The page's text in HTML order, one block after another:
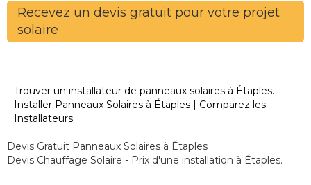
Recevez un devis gratuit pour votre projet
solaire
Trouver un installateur de panneaux solaires à Étaples.
Installer Panneaux Solaires à Étaples | Comparez les
Installateurs
Devis Gratuit Panneaux Solaires à Étaples
Devis Chauffage Solaire - Prix d'une installation à Étaples.